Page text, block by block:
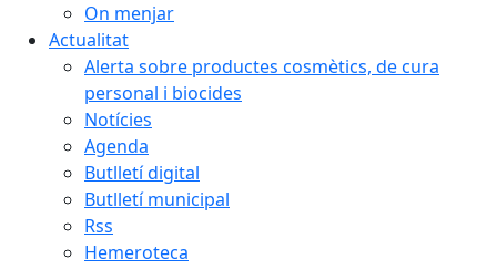
On menjar
Actualitat
Alerta sobre productes cosmètics, de cura
personal i biocides
Notícies
Agenda
Butlletí digital
Butlletí municipal
Rss
Hemeroteca